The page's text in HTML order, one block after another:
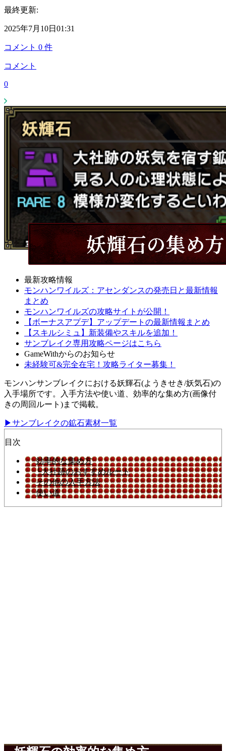
最終更新:
2025年7月10日01:31
コメント 0 件
コメント
0
最新攻略情報
モンハンワイルズ：アセンダンスの発売日と最新情報
まとめ
モンハンワイルズの攻略サイトが公開！
【ボーナスアプデ】アップデートの最新情報まとめ
【スキルシミュ】新装備やスキルを追加！
サンブレイク専用攻略ページはこちら
GameWithからのお知らせ
未経験可&完全在宅！攻略ライター募集！
モンハンサンブレイクにおける妖輝石(ようきせき/妖気石)の
入手場所です。入手方法や使い道、効率的な集め方(画像付
きの周回ルート)まで掲載。
▶サンブレイクの鉱石素材一覧
目次
効率的な集め方
└大社跡のおすすめルート
その他の入手方法
使い道